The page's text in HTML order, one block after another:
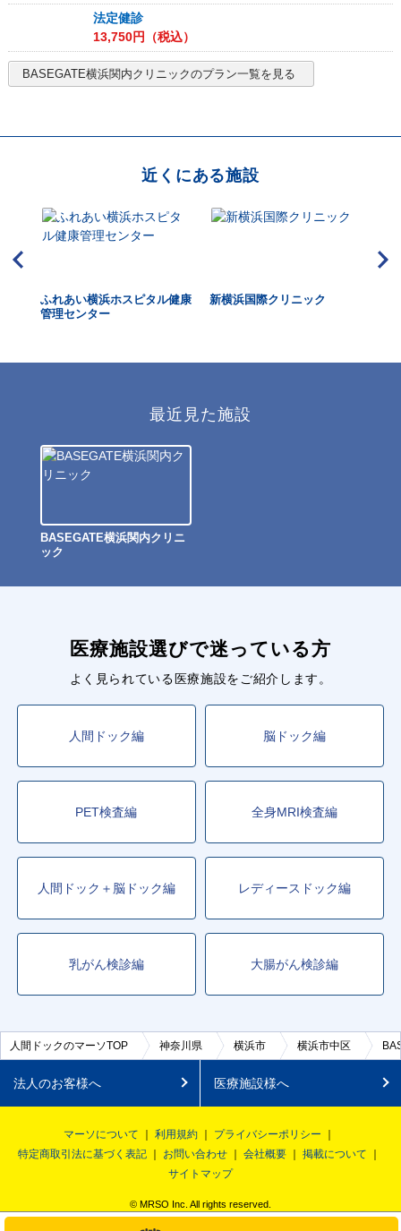
法定健診
13,750円（税込）
BASEGATE横浜関内クリニックのプラン一覧を見る
近くにある施設
ふれあい横浜ホスピタル健康
管理センター
新横浜国際クリニック
最近見た施設
BASEGATE横浜関内クリニ
ック
医療施設選びで迷っている方
よく見られている医療施設をご紹介します。
人間ドック編 脳ドック編
PET検査編 全身MRI検査編
人間ドック＋脳ドック編 レディースドック編
乳がん検診編 大腸がん検診編
人間ドックのマーソTOP 神奈川県 横浜市 横浜市中区
法人のお客様へ 医療施設様へ
マーソについて 利用規約
プライバシーポリシー
特定商取引法に基づく表記
お問い合わせ 会社概要
掲載について
サイトマップ
© MRSO Inc. All rights reserved.